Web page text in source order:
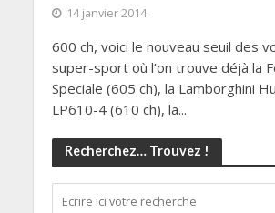
14 janvier 2014
600 ch, voici le nouveau seuil des
super-sport où l’on trouve déjà la
Speciale (605 ch), la Lamborghini
LP610-4 (610 ch), la...
Recherchez… Trouvez !